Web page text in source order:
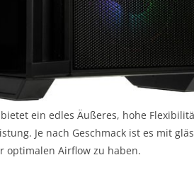
ein edles Äußeres, hohe
Je nach Geschmack ist es mit
optimalen Airflow zu haben.